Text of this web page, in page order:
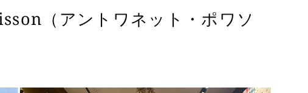
（アントワネット・ポワソ